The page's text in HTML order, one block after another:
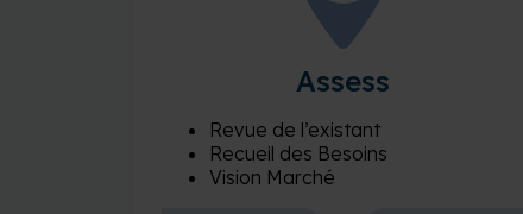
Assess
Revue de l’existant
Recueil des Besoins
Vision Marché